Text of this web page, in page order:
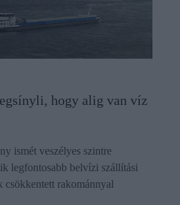
hogy alig van víz
ismét veszélyes szintre
legfontosabb belvízi szállítási
csökkentett rakománnyal